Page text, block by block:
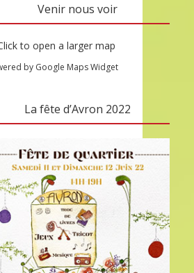
Venir nous voir
by Google Maps Widget
La fête d’Avron 2022